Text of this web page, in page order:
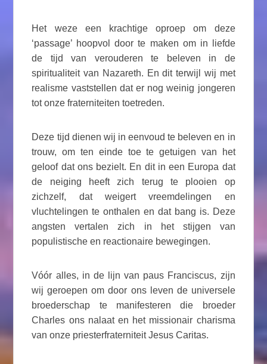
Het weze een krachtige oproep om deze
‘passage’ hoopvol door te maken om in liefde
de tijd van verouderen te beleven in de
spiritualiteit van Nazareth. En dit terwijl wij met
realisme vaststellen dat er nog weinig jongeren
tot onze fraterniteiten toetreden.
Deze tijd dienen wij in eenvoud te beleven en in
trouw, om ten einde toe te getuigen van het
geloof dat ons bezielt. En dit in een Europa dat
de neiging heeft zich terug te plooien op
zichzelf, dat weigert vreemdelingen en
vluchtelingen te onthalen en dat bang is. Deze
angsten vertalen zich in het stijgen van
populistische en reactionaire bewegingen.
Vóór alles, in de lijn van paus Franciscus, zijn
wij geroepen om door ons leven de universele
broederschap te manifesteren die broeder
Charles ons nalaat en het missionair charisma
van onze priesterfraterniteit Jesus Caritas.